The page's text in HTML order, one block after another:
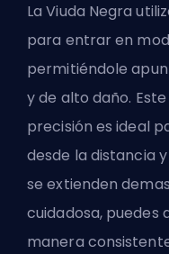
La Viuda Negra
para entrar en
permitiéndole
y de alto daño.
precisión es ideal
desde la distancia
se extienden
cuidadosa, puedes
manera